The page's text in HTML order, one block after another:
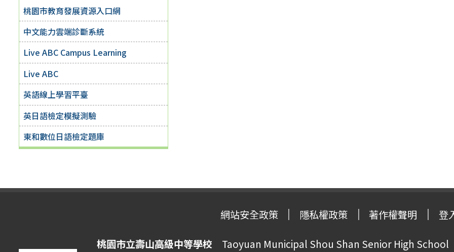
桃園市教育發展資源入口網
中文能力雲端診斷系統
Live ABC Campus Learning
Live ABC
英語線上學習平臺
英日語檢定模擬測驗
東和數位日語檢定題庫
網站安全政策 隱私權政策 著作權聲明 登
桃園市立壽山高級中等學校 Taoyuan Municipal Shou Shan Senior High School